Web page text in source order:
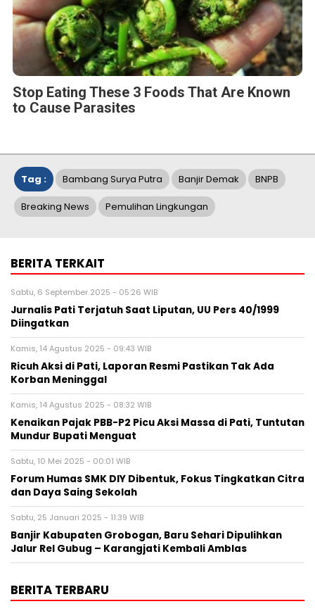
Stop Eating These 3 Foods That Are Known
to Cause Parasites
Tag : Bambang Surya Putra Banjir Demak BNPB
Breaking News Pemulihan Lingkungan
BERITA TERKAIT
Sabtu, 6 September 2025 - 05:26 WIB
Jurnalis Pati Terjatuh Saat Liputan, UU Pers 40/1999
Diingatkan
Kamis, 14 Agustus 2025 - 09:43 WIB
Ricuh Aksi di Pati, Laporan Resmi Pastikan Tak Ada
Korban Meninggal
Kamis, 14 Agustus 2025 - 08:32 WIB
Kenaikan Pajak PBB-P2 Picu Aksi Massa di Pati, Tuntutan
Mundur Bupati Menguat
Sabtu, 10 Mei 2025 - 00:01 WIB
Forum Humas SMK DIY Dibentuk, Fokus Tingkatkan Citra
dan Daya Saing Sekolah
Sabtu, 25 Januari 2025 - 11:39 WIB
Banjir Kabupaten Grobogan, Baru Sehari Dipulihkan
Jalur Rel Gubug – Karangjati Kembali Amblas
BERITA TERBARU